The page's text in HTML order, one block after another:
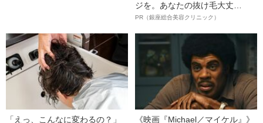
ジを。あなたの抜け毛大丈
夫！？
PR（銀座総合美容クリニック）
「えっ、こんなに変わるの？」
《映画『Michael／マイケル』》